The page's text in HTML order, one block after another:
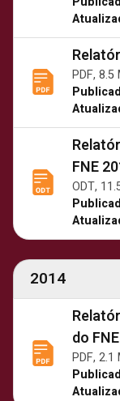
PDF, 8.5
FNE
ODT,
2014
do
PDF, 2.1